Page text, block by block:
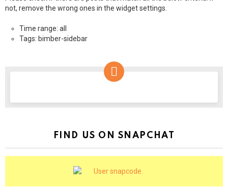
not, remove the wrong ones in the widget settings.
Time range: all
Tags: bimber-sidebar
FIND US ON SNAPCHAT